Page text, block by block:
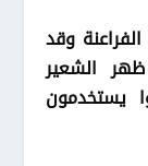
وقد
الشعير
يستخدمون